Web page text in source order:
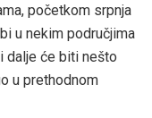
početkom srpnja
u nekim područjima
dalje će biti nešto
u prethodnom